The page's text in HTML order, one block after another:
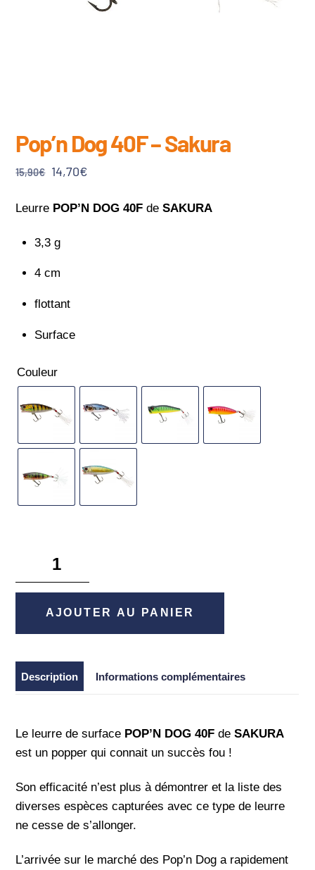
Pop’n Dog 40F – Sakura
15,90€ Le
initial
15,90€.
14,70€Le
actuel
Leurre POP’N DOG 40F deSAKURA
3,3 g
4 cm
flottant
Surface
Couleur
quantité
Pop'n
40F
Sakura
AJOUTER AU PANIER
Description Informations complémentaires
Le leurre de surface POP’N DOG 40F deSAKURA
est un popper qui connait un succès fou !
Son efficacité n’est plus à démontrer et la liste des
diverses espèces capturées avec ce type de leurre
ne cesse de s’allonger.
L’arrivée sur le marché des Pop’n Dog a rapidement